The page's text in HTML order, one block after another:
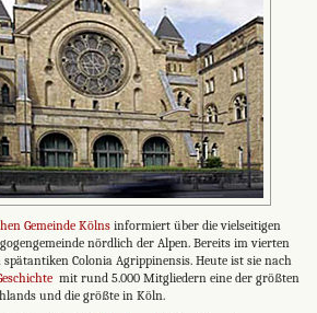
Gemeinde Kölns informiert über die vielseitigen
nördlich der Alpen. Bereits im vierten
Colonia Agrippinensis. Heute ist sie nach
mit rund 5.000 Mitgliedern eine der größten
und die größte in Köln.